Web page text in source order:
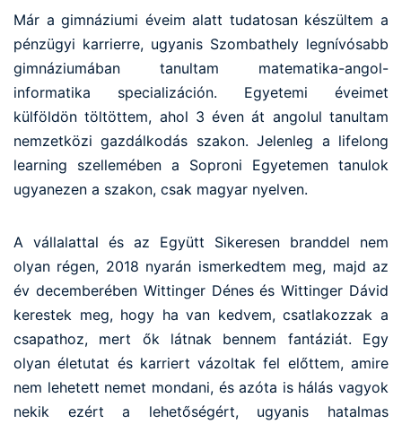
Már a gimnáziumi éveim alatt tudatosan készültem a
pénzügyi karrierre, ugyanis Szombathely legnívósabb
gimnáziumában tanultam matematika-angol-
informatika specializáción. Egyetemi éveimet
külföldön töltöttem, ahol 3 éven át angolul tanultam
nemzetközi gazdálkodás szakon. Jelenleg a lifelong
learning szellemében a Soproni Egyetemen tanulok
ugyanezen a szakon, csak magyar nyelven.
A vállalattal és az Együtt Sikeresen branddel nem
olyan régen, 2018 nyarán ismerkedtem meg, majd az
év decemberében Wittinger Dénes és Wittinger Dávid
kerestek meg, hogy ha van kedvem, csatlakozzak a
csapathoz, mert ők látnak bennem fantáziát. Egy
olyan életutat és karriert vázoltak fel előttem, amire
nem lehetett nemet mondani, és azóta is hálás vagyok
nekik ezért a lehetőségért, ugyanis hatalmas